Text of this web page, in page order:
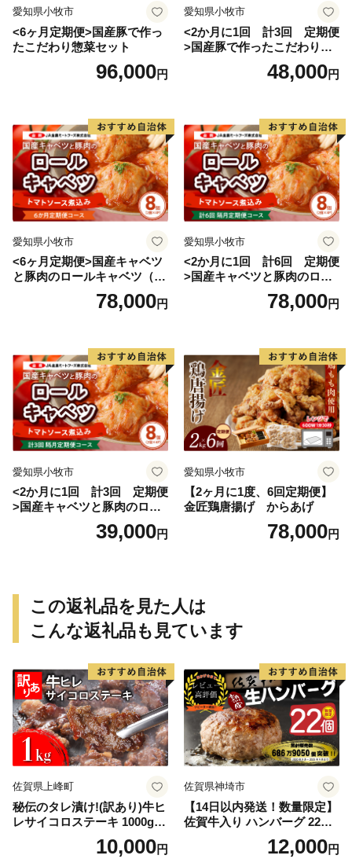
愛知県小牧市
<6ヶ月定期便>国産豚で作っ
たこだわり惣菜セット
96,000円
愛知県小牧市
<2か月に1回 計3回 定期便
>国産豚で作ったこだわり惣
48,000円
愛知県小牧市
<6ヶ月定期便>国産キャベツ
と豚肉のロールキャベツ（4P
78,000円
愛知県小牧市
<2か月に1回 計6回 定期便
>国産キャベツと豚肉のロー
ルキャベツ（4P入り）
78,000円
愛知県小牧市
<2か月に1回 計3回 定期便
>国産キャベツと豚肉のロー
ルキャベツ（4P入り）
39,000円
愛知県小牧市
【2ヶ月に1度、6回定期便】
金匠鶏唐揚げ からあげ
78,000円
この返礼品を見た人は
こんな返礼品も見ています
佐賀県上峰町
秘伝のタレ漬け!(訳あり)牛ヒ
レサイコロステーキ 1000g
10,000円
佐賀県神埼市
【14日以内発送！数量限定】
佐賀牛入り ハンバーグ 22個
2.6kg(120g×22個)【佐賀牛
黒毛和牛 ブランド牛 九州 ハ
12,000円